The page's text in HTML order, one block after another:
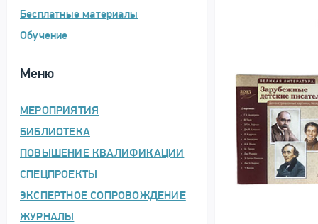
Бесплатные материалы
Обучение
Меню
МЕРОПРИЯТИЯ
БИБЛИОТЕКА
ПОВЫШЕНИЕ КВАЛИФИКАЦИИ
СПЕЦПРОЕКТЫ
ЭКСПЕРТНОЕ СОПРОВОЖДЕНИЕ
ЖУРНАЛЫ